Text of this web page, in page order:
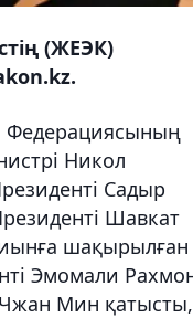
(ЖЕЭК)
Федерациясының
Никол
Садыр
Шавкат
шақырылған
Эмомали
Мин қатысты,